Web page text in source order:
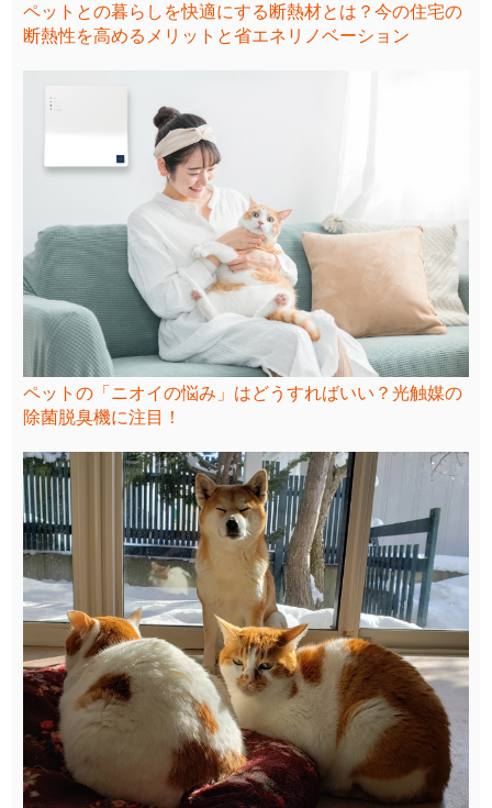
ペットとの暮らしを快適にする断熱材とは？今の住宅の
断熱性を高めるメリットと省エネリノベーション
ペットの「ニオイの悩み」はどうすればいい？光触媒の
除菌脱臭機に注目！